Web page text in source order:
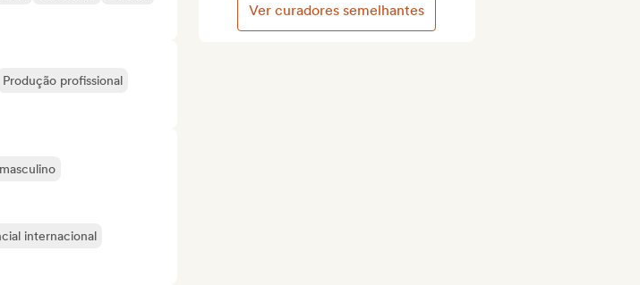
Produção profissional
internacional
Ver curadores semelhantes